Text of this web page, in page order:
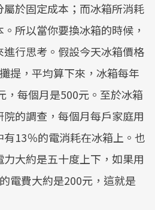
於固定成本；而冰箱所消耗
所以當你要換冰箱的時候，
行思考。假設今天冰箱價格
提，平均算下來，冰箱每年
，每個月是500元。至於冰箱
的調查，每個月每戶家庭用
13％的電消耗在冰箱上。也
大約是五十度上下，如果用
電費大約是200元，這就是